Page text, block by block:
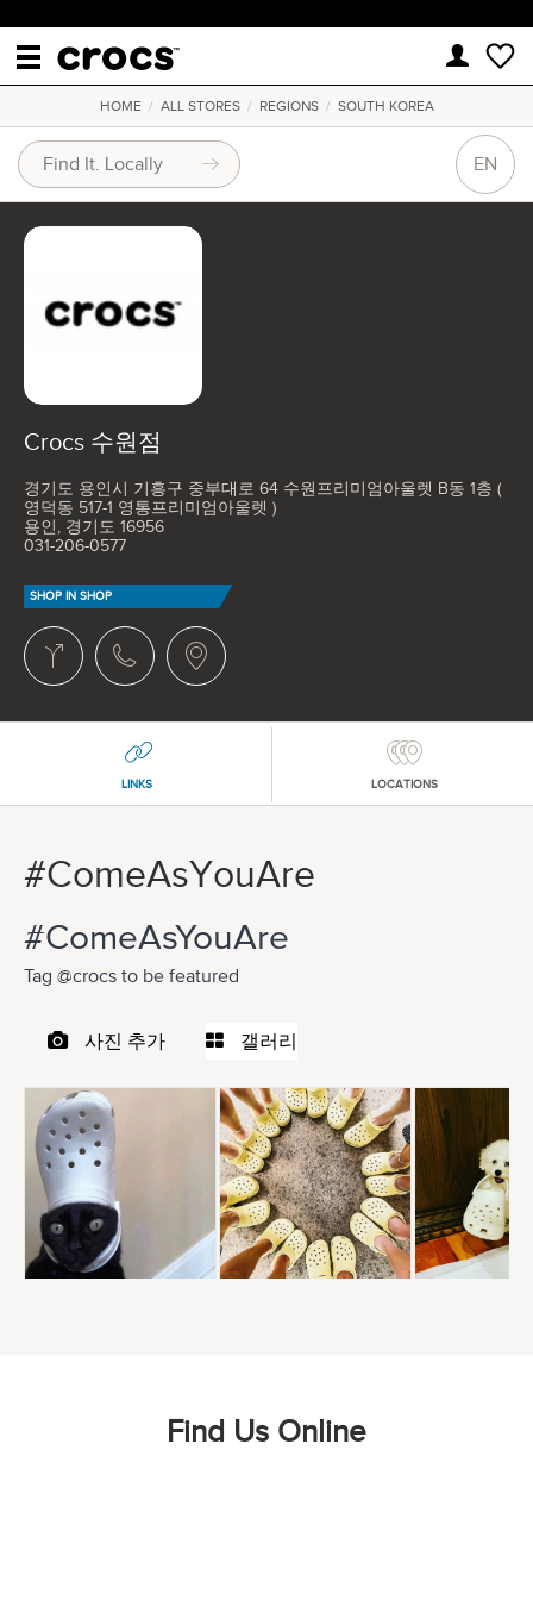
HOME/ ALL STORES/ REGIONS/ SOUTH KOREA
EN
Crocs 수원점
경기도 용인시 기흥구 중부대로 64 수원프리미엄아울렛 B동 1층 (
영덕동 517-1 영통프리미엄아울렛 )
용인, 경기도 16956
031-206-0577
SHOP IN SHOP
LINKS LOCATIONS
#ComeAsYouAre
Find Us Online